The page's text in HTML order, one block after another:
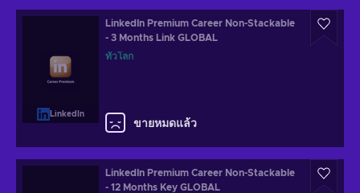
LinkedIn
LinkedIn Premium Career Non-Stackable
- 3 Months Link GLOBAL
ทั่วโลก
ขายหมดแล้ว
LinkedIn Premium Career Non-Stackable
- 12 Months Key GLOBAL